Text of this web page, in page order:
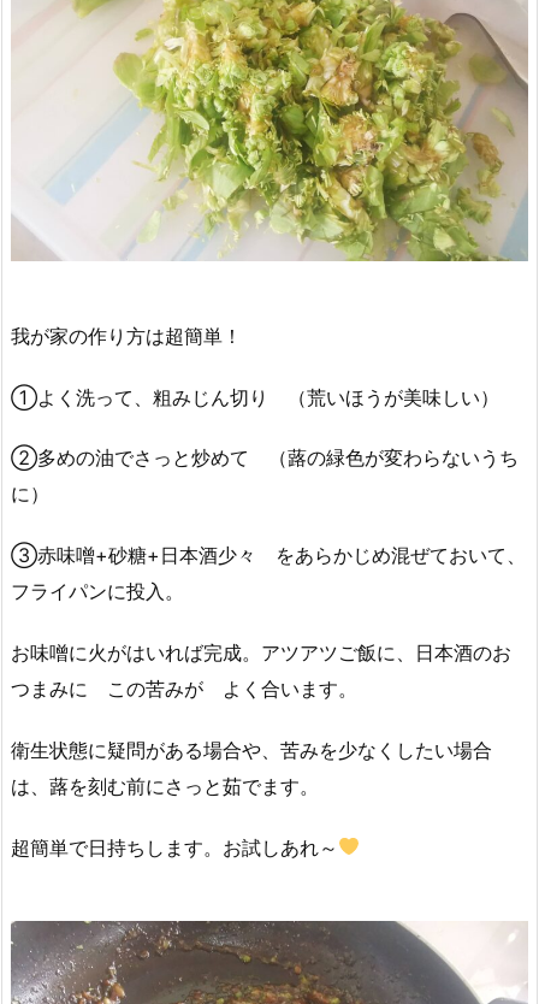
我が家の作り方は超簡単！
①よく洗って、粗みじん切り （荒いほうが美味しい）
②多めの油でさっと炒めて （蕗の緑色が変わらないうち
に）
③赤味噌+砂糖+日本酒少々 をあらかじめ混ぜておいて、
フライパンに投入。
お味噌に火がはいれば完成。アツアツご飯に、日本酒のお
つまみに この苦みが よく合います。
衛生状態に疑問がある場合や、苦みを少なくしたい場合
は、蕗を刻む前にさっと茹でます。
超簡単で日持ちします。お試しあれ～